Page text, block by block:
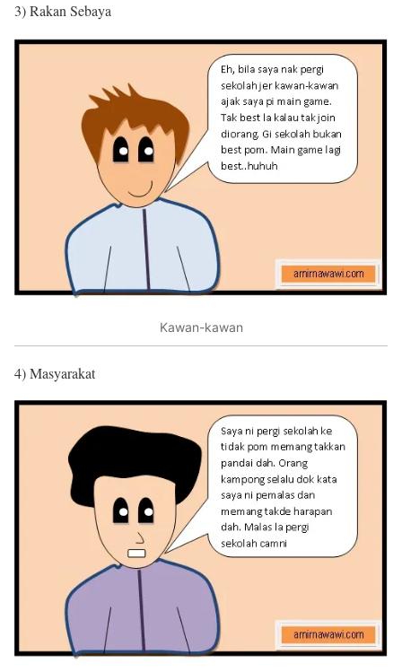
3) Rakan Sebaya
Kawan-kawan
4) Masyarakat